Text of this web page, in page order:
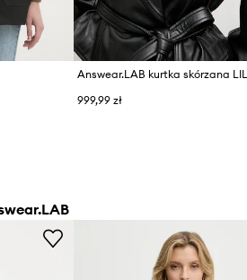
Answear.LAB kurtka skórzana
999,99 zł